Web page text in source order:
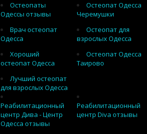
Остеопаты
Одессы отзывы
Остеопат Одесса
Черемушки
Врач остеопат
Одесса
Остеопат для
взрослых Одесса
Хороший
остеопат Одесса
Остеопат Одесса
Таирово
Лучший остеопат
для взрослых Одесса
Реабилитационный
центр Дива - Центр
Одесса отзывы
Реабилитационный
центр Diva отзывы